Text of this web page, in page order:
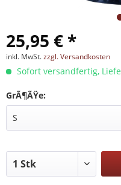
25,95 € *
inkl. MwSt.zzgl. Versandkosten
Sofort versandfertig,
GrÃ¶ÃŸe: